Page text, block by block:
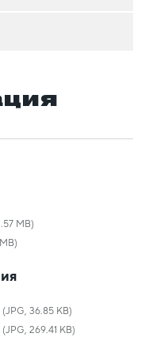
MB)
(JPG, 36.85 KB)
(JPG, 269.41 KB)